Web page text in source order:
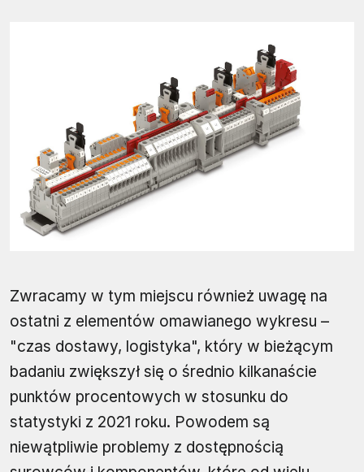
Zwracamy w tym miejscu również uwagę na
ostatni z elementów omawianego wykresu –
"czas dostawy, logistyka", który w bieżącym
badaniu zwiększył się o średnio kilkanaście
punktów procentowych w stosunku do
statystyki z 2021 roku. Powodem są
niewątpliwie problemy z dostępnością